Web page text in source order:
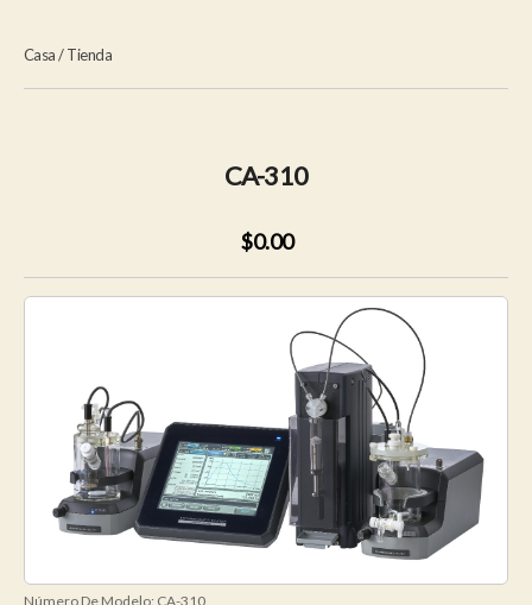
Casa/Tienda
CA-310
$0.00
Número De Modelo: CA-310